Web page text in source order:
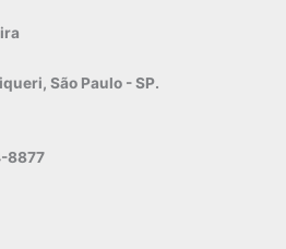
São Paulo - SP.
8877